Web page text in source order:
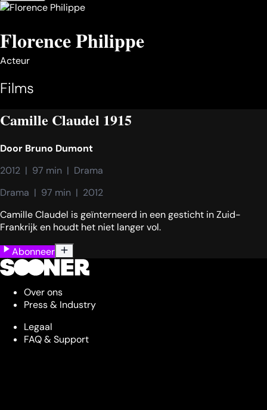
Florence Philippe
Acteur
Films
Camille Claudel 1915
Door Bruno Dumont
2012  |  97 min  |  Drama
Drama  |  97 min  |  2012
Camille Claudel is geïnterneerd in een gesticht in Zuid-
Frankrijk en houdt het niet langer vol.
Abonneer
Over ons
Press & Industry
Legaal
FAQ & Support